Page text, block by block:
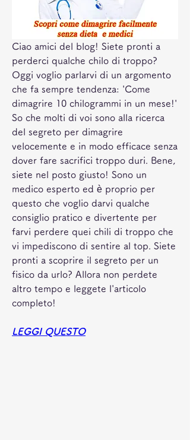
Ciao amici del blog! Siete pronti a
perderci qualche chilo di troppo?
Oggi voglio parlarvi di un argomento
che fa sempre tendenza: 'Come
dimagrire 10 chilogrammi in un mese!'
So che molti di voi sono alla ricerca
del segreto per dimagrire
velocemente e in modo efficace senza
dover fare sacrifici troppo duri. Bene,
siete nel posto giusto! Sono un
medico esperto ed è proprio per
questo che voglio darvi qualche
consiglio pratico e divertente per
farvi perdere quei chili di troppo che
vi impediscono di sentire al top. Siete
pronti a scoprire il segreto per un
fisico da urlo? Allora non perdete
altro tempo e leggete l'articolo
completo!
LEGGI QUESTO